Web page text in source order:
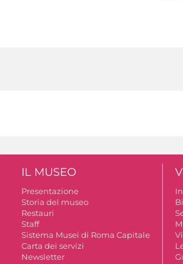
IL MUSEO
Presentazione
Storia del museo
Restauri
Staff
Sistema Musei di Roma Capitale
Carta dei servizi
Newsletter